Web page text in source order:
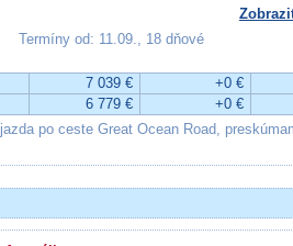
Termíny od: 11.09., 18 dňové
7 039 € +0 €
6 779 € +0 €
po ceste Great Ocean Road,